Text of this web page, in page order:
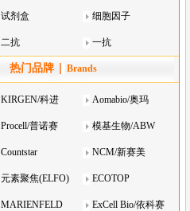
试剂盒 细胞因子
二抗 一抗
热门品牌 Brands
KIRGEN/科进 Aomabio/奥玛
Procell/普诺赛 模基生物/ABW
Countstar NCM/新赛美
元素聚焦(ELFO) ECOTOP
MARIENFELD ExCell Bio/依科赛